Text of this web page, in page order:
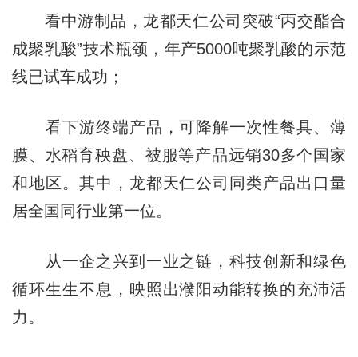
看中游制品，龙都天仁公司突破“丙交酯合
成聚乳酸”技术瓶颈，年产5000吨聚乳酸的示范
线已试车成功；
看下游终端产品，可降解一次性餐具、薄
膜、水稻育秧盘、被服等产品远销30多个国家
和地区。其中，龙都天仁公司同类产品出口量
居全国同行业第一位。
从一企之兴到一业之链，科技创新和绿色
循环生生不息，映照出濮阳动能转换的充沛活
力。